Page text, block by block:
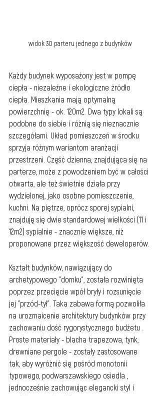
widok 3D parteru jednego z budynków
Każdy budynek wyposażony jest w pompę
ciepła - niezależne i ekologiczne źródło
ciepła. Mieszkania mają optymalną
powierzchnię - ok. 120m2. Dwa typy lokali są
podobne do siebie i różnią się nieznacznie
szczegółami. Układ pomieszczeń w środku
sprzyja różnym wariantom aranżacji
przestrzeni. Część dzienna, znajdująca się na
parterze, może z powodzeniem być w całości
otwarta, ale też świetnie działa przy
wydzielonej, jako osobne pomieszczenie,
kuchni. Na piętrze, oprócz sporej sypialni,
znajduję się dwie standardowej wielkości (11 i
12m2) sypialnie - znacznie większe, niż
proponowane przez większość deweloperów.
Kształt budynków, nawiązujący do
archetypowego "domku", została rozwinięta
poprzez przecięcie wpół bryły i rozsunięcie
jej "przód-tył". Taka zabawa formą pozwoliła
na urozmaicenie architektury budynków przy
zachowaniu dość rygorystycznego budżetu .
Proste materiały - blacha trapezowa, tynk,
drewniane pergole - zostały zastosowane
tak, aby wyróżnić się pośród monotonii
typowego, podwarszawskiego osiedla ,
jednocześnie zachowując elegancki styl i